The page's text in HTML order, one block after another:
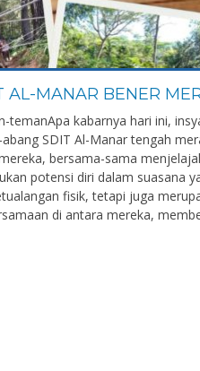
AL-MANAR BENER
temanApa kabarnya hari ini,
SDIT Al-Manar tengah
bersama-sama
potensi diri dalam suasana
fisik, tetapi juga
di antara mereka,